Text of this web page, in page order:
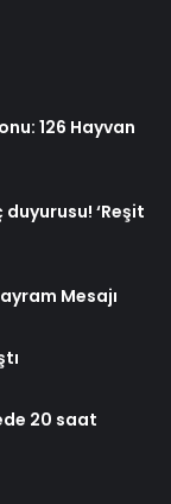
126 Hayvan
duyurusu! ‘Reşit
Mesajı
20 saat